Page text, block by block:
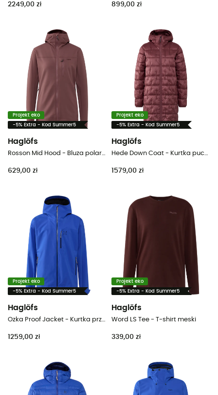
2249,00 zł 899,00 zł
Projekt eko
-5% Extra - Kod Summer5
Haglöfs
Rosson Mid Hood - Bluza polarowa damska
629,00 zł
Projekt eko
-5% Extra - Kod Summer5
Haglöfs
Hede Down Coat - Kurtka puchowa damski
1579,00 zł
Projekt eko
-5% Extra - Kod Summer5
Haglöfs
Ozka Proof Jacket - Kurtka przeciwdeszczowa meska
1259,00 zł
Projekt eko
-5% Extra - Kod Summer5
Haglöfs
Word LS Tee - T-shirt meski
339,00 zł